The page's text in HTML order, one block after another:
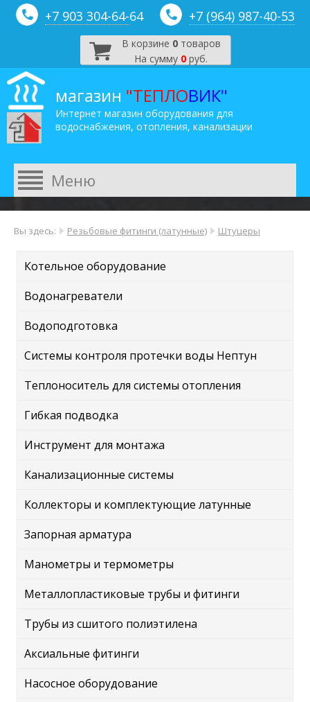
+7 903 304-64-64 +7 (964) 987-40-53
В корзине 0товаров
На сумму 0 руб.
магазин "ТЕПЛОВИК"
Интернет магазин оборудования для
водоснабжения, отопления, канализации
Вы здесь: Резьбовые фитинги (латунные) Штуцеры
Котельное оборудование
Водонагреватели
Водоподготовка
Системы контроля протечки воды Нептун
Теплоноситель для системы отопления
Гибкая подводка
Инструмент для монтажа
Канализационные системы
Коллекторы и комплектующие латунные
Запорная арматура
Манометры и термометры
Металлопластиковые трубы и фитинги
Трубы из сшитого полиэтилена
Аксиальные фитинги
Насосное оборудование